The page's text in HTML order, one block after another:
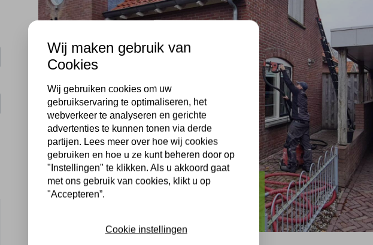
Harreveld
Wij maken gebruik van
Cookies
Wij gebruiken cookies om uw
gebruikservaring te optimaliseren, het
webverkeer te analyseren en gerichte
advertenties te kunnen tonen via derde
partijen. Lees meer over hoe wij cookies
gebruiken en hoe u ze kunt beheren door op
"Instellingen" te klikken. Als u akkoord gaat
met ons gebruik van cookies, klikt u op
"Accepteren”.
Cookie instellingen